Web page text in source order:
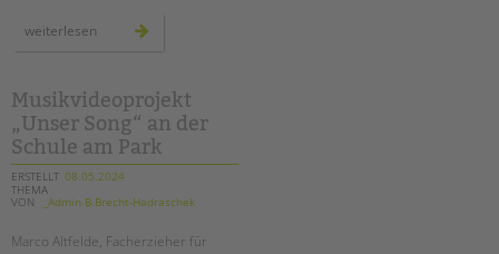
weiterlesen sieben
tandem-
der
berliner
wasserbetriebe
Musikvideoprojekt
„Unser Song“ an der
Schule am Park
ERSTELLT 08.05.2024
THEMA
VON
_Admin B.Brecht-Hadraschek
Marco Altfelde, Facherzieher für